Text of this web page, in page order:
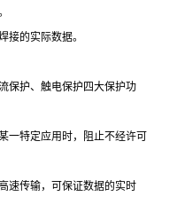
的实际数据。
护、触电保护四大保护功
特定应用时，阻止不经许可
传输，可保证数据的实时